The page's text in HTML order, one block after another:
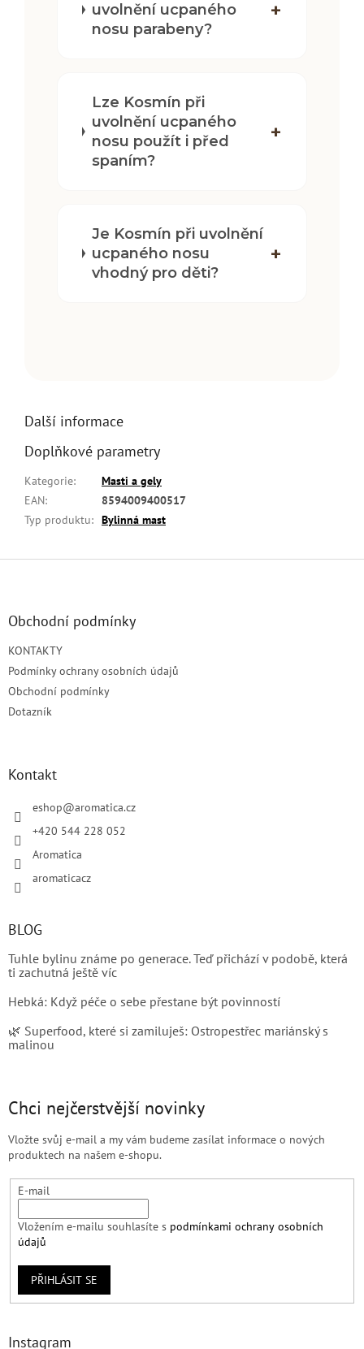
uvolnění ucpaného
nosu parabeny?
Lze Kosmín při
uvolnění ucpaného
nosu použít i před
spaním?
Je Kosmín při uvolnění
ucpaného nosu
vhodný pro děti?
Další informace
Doplňkové parametry
Kategorie:
Masti a gely
EAN:
8594009400517
Typ produktu: Bylinná mast
Z
Obchodní podmínky
KONTAKTY
Podmínky ochrany osobních údajů
Obchodní podmínky
Dotazník
Kontakt
eshop@aromatica.cz
+420 544 228 052
Aromatica
aromaticacz
BLOG
Tuhle bylinu známe po generace. Teď přichází v podobě, která
ti zachutná ještě víc
Hebká: Když péče o sebe přestane být povinností
🌿 Superfood, které si zamiluješ: Ostropestřec mariánský s
malinou
Chci nejčerstvější novinky
Vložte svůj e-mail a my vám budeme zasílat informace o nových
produktech na našem e-shopu.
E-mail
Vložením e-mailu souhlasíte s podmínkami ochrany osobních
údajů
PŘIHLÁSIT SE
Instagram